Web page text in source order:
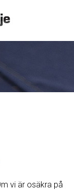
vi ​​är osäkra på